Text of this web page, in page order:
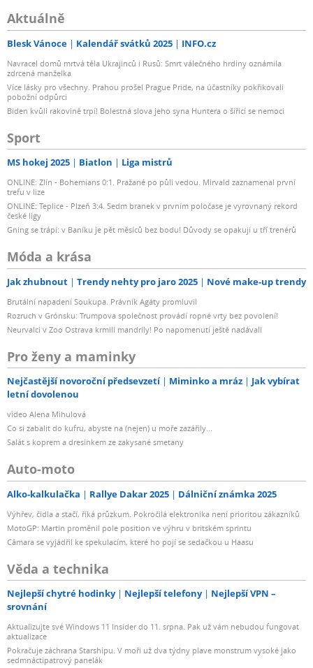
Aktuálně
Blesk Vánoce Kalendář svátků 2025 INFO.cz
Navracel domů mrtvá těla Ukrajinců i Rusů: Smrt válečného hrdiny oznámila
zdrcená manželka
Více lásky pro všechny. Prahou prošel Prague Pride, na účastníky pokřikovali
pobožní odpůrci
Biden kvůli rakovině trpí! Bolestná slova jeho syna Huntera o šířící se nemoci
Sport
MS hokej 2025 Biatlon Liga mistrů
ONLINE: Zlín - Bohemians 0:1. Pražané po půli vedou. Mirvald zaznamenal první
trefu v lize
ONLINE: Teplice - Plzeň 3:4. Sedm branek v prvním poločase je vyrovnaný rekord
české ligy
Gning se trápí: v Baníku je pět měsíců bez bodu! Důvody se opakují u tří trenérů
Móda a krása
Jak zhubnout Trendy nehty pro jaro 2025 Nové make-up trendy
Brutální napadení Soukupa. Právník Agáty promluvil
Rozruch v Grónsku: Trumpova společnost provádí ropné vrty bez povolení!
Neurvalci v Zoo Ostrava krmili mandrily! Po napomenutí ještě nadávali
Pro ženy a maminky
Nejčastější novoroční předsevzetí Miminko a mráz
Jak vybírat
letní dovolenou
video Alena Mihulová
Co si zabalit do kufru, abyste na (nejen) u moře zazářily...
Salát s koprem a dresinkem ze zakysané smetany
Auto-moto
Alko-kalkulačka Rallye Dakar 2025 Dálniční známka 2025
Výhřev, čidla a stačí, říká průzkum. Pokročilá elektronika není prioritou zákazníků
MotoGP: Martin proměnil pole position ve výhru v britském sprintu
Câmara se vyjádřil ke spekulacím, které ho pojí se sedačkou u Haasu
Věda a technika
Nejlepší chytré hodinky Nejlepší telefony
Nejlepší VPN –
srovnání
Aktualizujte své Windows 11 Insider do 11. srpna. Pak už vám nebudou fungovat
aktualizace
Pokračuje záchrana Starshipu. V moři už dva týdny plave monstrum vysoké jako
sedmnáctipatrový panelák